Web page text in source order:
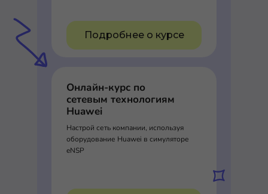
Подробнее о курсе
Онлайн-курс по
сетевым технологиям
Huawei
Настрой сеть компании, используя
оборудование Huawei в симуляторе
eNSP